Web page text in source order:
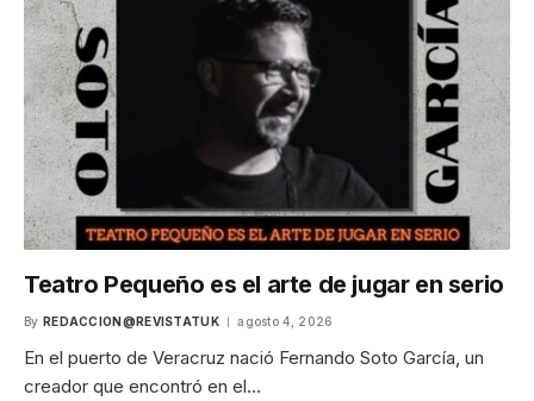
Teatro Pequeño es el arte de jugar en serio
By REDACCION@REVISTATUK agosto 4, 2026
En el puerto de Veracruz nació Fernando Soto García, un
creador que encontró en el…